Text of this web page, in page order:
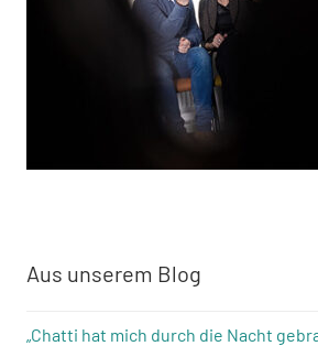
Aus unserem Blog
„Chatti hat mich durch die Nacht